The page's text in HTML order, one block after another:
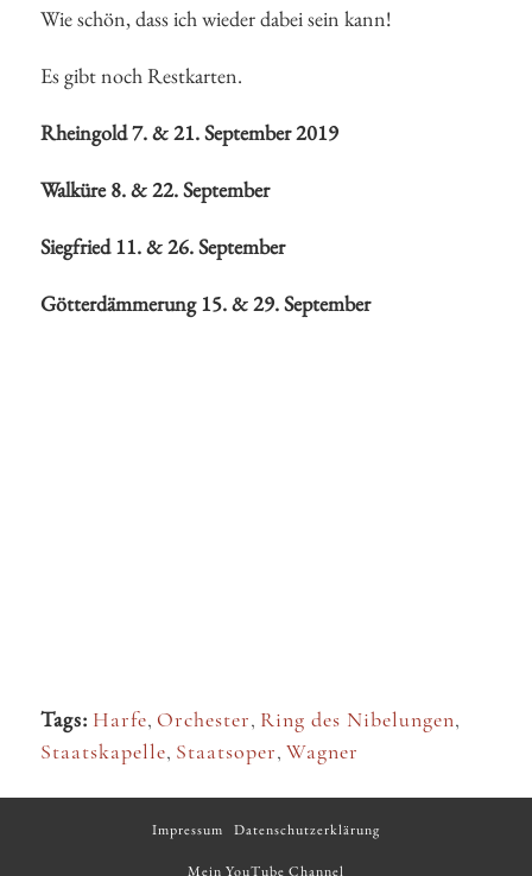
Wie schön, dass ich wieder dabei sein kann!
Es gibt noch Restkarten.
Rheingold 7. & 21. September 2019
Walküre 8. & 22. September
Siegfried 11. & 26. September
Götterdämmerung 15. & 29. September
Tags: Harfe, Orchester, Ring des Nibelungen,
Staatskapelle, Staatsoper, Wagner
Impressum Datenschutzerklärung
Mein YouTube Channel